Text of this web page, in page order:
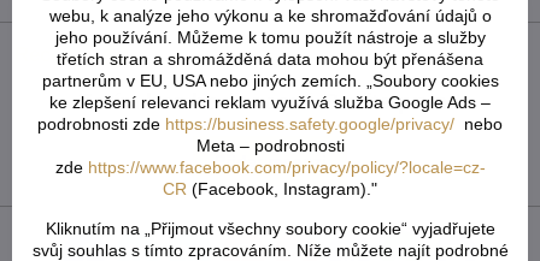
Recenze 0
Zatím bez hodnocení. Buďte první!
Přidat recenzi
webu, k analýze jeho výkonu a ke shromažďování údajů o
jeho používání. Můžeme k tomu použít nástroje a služby
třetích stran a shromážděná data mohou být přenášena
partnerům v EU, USA nebo jiných zemích. „Soubory cookies
ke zlepšení relevanci reklam využívá služba Google Ads –
podrobnosti zde https://business.safety.google/privacy/ nebo
Meta – podrobnosti
zde https://www.facebook.com/privacy/policy/?locale=cz-
CR (Facebook, Instagram)."
Kliknutím na „Přijmout všechny soubory cookie“ vyjadřujete
svůj souhlas s tímto zpracováním. Níže můžete najít podrobné